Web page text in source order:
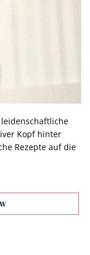
Kopf hinter
Rezepte auf die